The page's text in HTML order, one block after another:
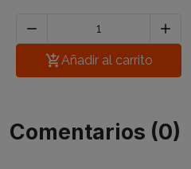


Añadir al carrito
Comentarios (0)